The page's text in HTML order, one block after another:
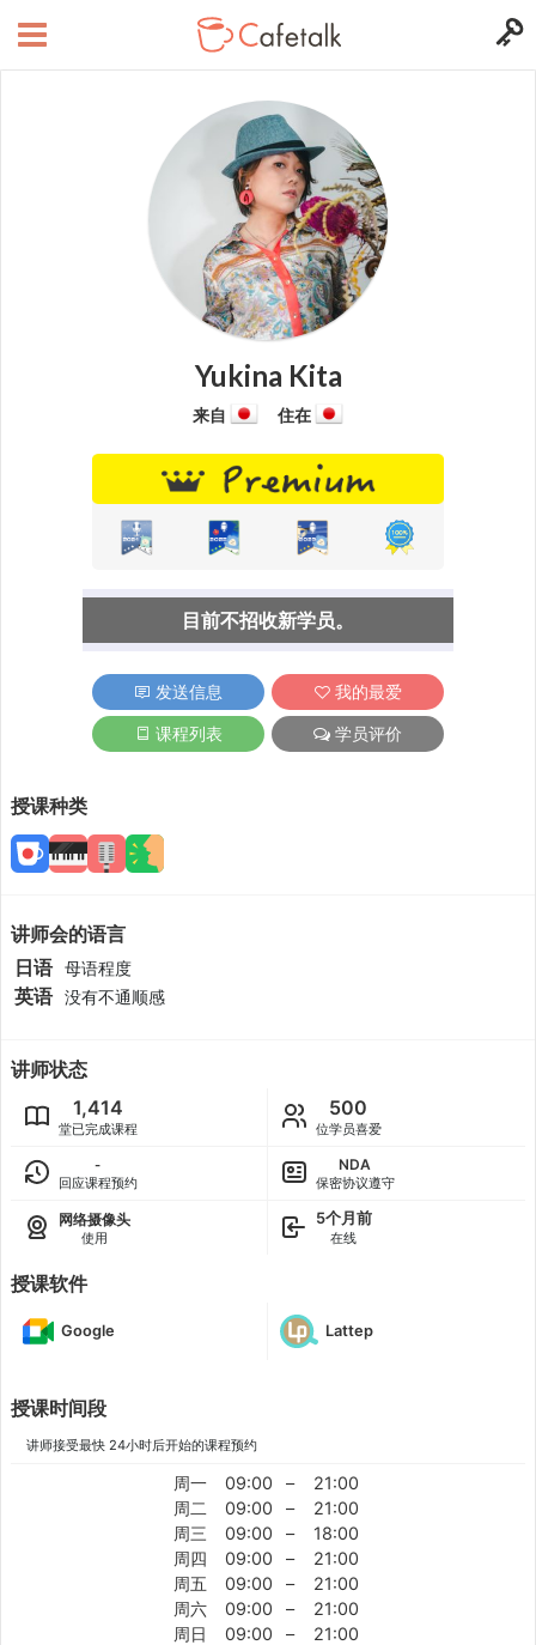
Yukina Kita
来自 住在
目前不招收新学员。
发送信息 我的最爱
课程列表 学员评价
授课种类
讲师会的语言
日语 母语程度
英语 没有不通顺感
讲师状态
1,414
堂已完成课程
500
位学员喜爱
-
回应课程预约
NDA
保密协议遵守
网络摄像头
使用
5个月前
在线
授课软件
Google Lattep
授课时间段
讲师接受最快 24小时后开始的课程预约
周一 09:00 –
21:00
周二
09:00 –
21:00
周三
09:00 –
18:00
周四
09:00 –
21:00
周五
09:00 –
21:00
周六
09:00 –
21:00
周日
09:00 – 21:00